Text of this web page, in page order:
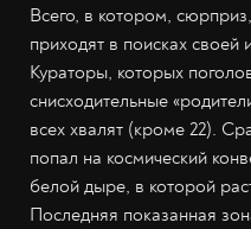
Всего, в котором,
приходят в поисках
Кураторы, которых
снисходительные
всех хвалят (кроме 22).
попал на космический
белой дыре, в которой
Последняя показанная